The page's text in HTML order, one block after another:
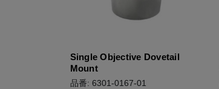
Single Objective Dovetail
Mount
品番: 6301-0167-01